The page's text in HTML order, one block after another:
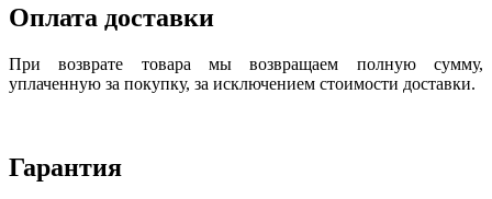
Оплата доставки
При возврате товара мы возвращаем полную сумму,
уплаченную за покупку, за исключением стоимости доставки.
Гарантия